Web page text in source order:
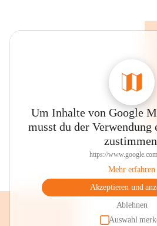
Um Inhalte von Google
musst du der Verwendung
https://
Mehr erfahren
Akzeptieren und
Ablehnen
Auswahl